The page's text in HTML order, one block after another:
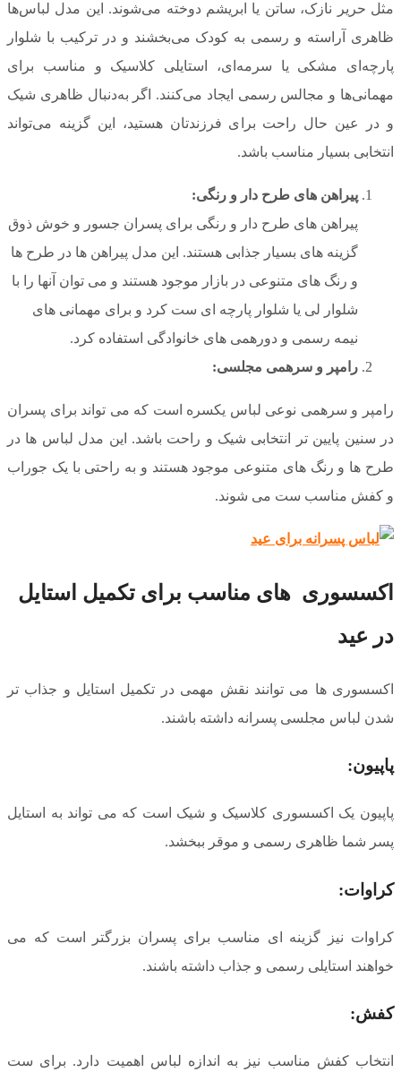
مثل حریر نازک، ساتن یا ابریشم دوخته می‌شوند. این مدل لباس‌ها
ظاهری آراسته و رسمی به کودک می‌بخشند و در ترکیب با شلوار
پارچه‌ای مشکی یا سرمه‌ای، استایلی کلاسیک و مناسب برای
مهمانی‌ها و مجالس رسمی ایجاد می‌کنند. اگر به‌دنبال ظاهری شیک
و در عین حال راحت برای فرزندتان هستید، این گزینه می‌تواند
انتخابی بسیار مناسب باشد.
پیراهن های طرح دار و رنگی:
پیراهن های طرح دار و رنگی برای پسران جسور و خوش ذوق
گزینه های بسیار جذابی هستند. این مدل پیراهن ها در طرح ها
و رنگ های متنوعی در بازار موجود هستند و می توان آنها را با
شلوار لی یا شلوار پارچه ای ست کرد و برای مهمانی های
نیمه رسمی و دورهمی های خانوادگی استفاده کرد.
رامپر و سرهمی مجلسی:
رامپر و سرهمی نوعی لباس یکسره است که می تواند برای پسران
در سنین پایین تر انتخابی شیک و راحت باشد. این مدل لباس ها در
طرح ها و رنگ های متنوعی موجود هستند و به راحتی با یک جوراب
و کفش مناسب ست می شوند.
اکسسوری های مناسب برای تکمیل استایل
در عید
اکسسوری ها می توانند نقش مهمی در تکمیل استایل و جذاب تر
شدن لباس مجلسی پسرانه داشته باشند.
پاپیون:
پاپیون یک اکسسوری کلاسیک و شیک است که می تواند به استایل
پسر شما ظاهری رسمی و موقر ببخشد.
کراوات:
کراوات نیز گزینه ای مناسب برای پسران بزرگتر است که می
خواهند استایلی رسمی و جذاب داشته باشند.
کفش:
انتخاب کفش مناسب نیز به اندازه لباس اهمیت دارد. برای ست